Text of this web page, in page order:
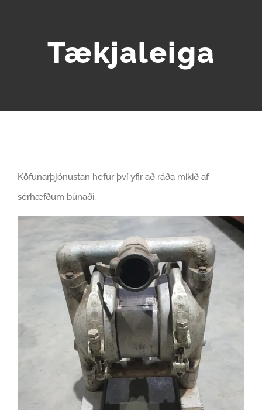
Tækjaleiga
Köfunarþjónustan hefur því yfir að ráða mikið af
sérhæfðum búnaði.